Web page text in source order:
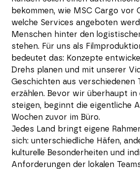
bekommen, wie MSC Cargo vor
welche Services angeboten
Menschen hinter den
stehen. Für uns als
bedeutet das: Konzepte
Drehs planen und mit unserer
Geschichten aus verschiedenen
erzählen. Bevor wir überhaupt in
steigen, beginnt die eigentliche
Wochen zuvor im Büro.
Jedes Land bringt eigene
sich: unterschiedliche Häfen,
kulturelle Besonderheiten und
Anforderungen der lokalen